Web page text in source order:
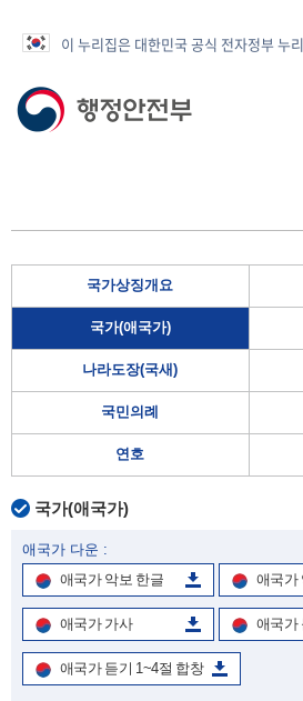
이 누리집은 대한민국 공식 전자정부 누
국가상징개요
국가(애국가)
나라도장(국새)
국민의례
연호
국가(애국가)
애국가 다운 :
애국가 악보 한글
애국가
애국가 가사 애국가
애국가 듣기 1~4절 합창